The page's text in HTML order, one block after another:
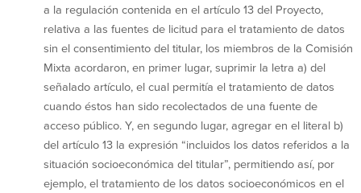
a la regulación contenida en el artículo 13 del Proyecto,
relativa a las fuentes de licitud para el tratamiento de datos
sin el consentimiento del titular, los miembros de la Comisión
Mixta acordaron, en primer lugar, suprimir la letra a) del
señalado artículo, el cual permitía el tratamiento de datos
cuando éstos han sido recolectados de una fuente de
acceso público. Y, en segundo lugar, agregar en el literal b)
del artículo 13 la expresión “incluidos los datos referidos a la
situación socioeconómica del titular”, permitiendo así, por
ejemplo, el tratamiento de los datos socioeconómicos en el